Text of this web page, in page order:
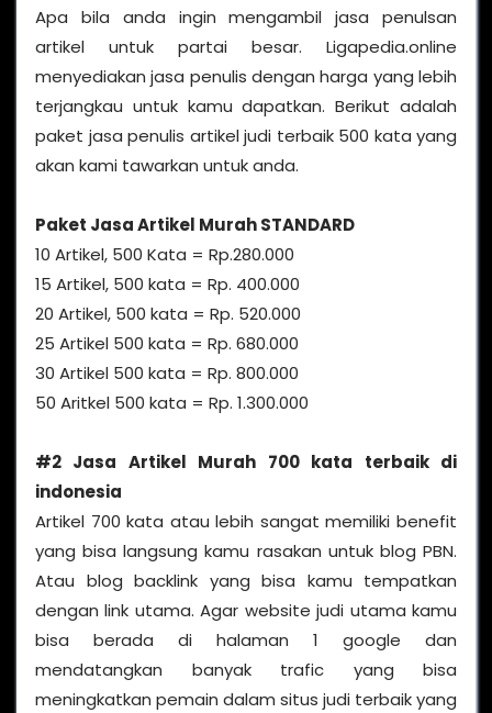
Apa bila anda ingin mengambil jasa penulsan
artikel untuk partai besar. Ligapedia.online
menyediakan jasa penulis dengan harga yang lebih
terjangkau untuk kamu dapatkan. Berikut adalah
paket jasa penulis artikel judi terbaik 500 kata yang
akan kami tawarkan untuk anda.
Paket Jasa Artikel Murah STANDARD
10 Artikel, 500 Kata = Rp.280.000
15 Artikel, 500 kata = Rp. 400.000
20 Artikel, 500 kata = Rp. 520.000
25 Artikel 500 kata = Rp. 680.000
30 Artikel 500 kata = Rp. 800.000
50 Aritkel 500 kata = Rp. 1.300.000
#2 Jasa Artikel Murah 700 kata terbaik di
indonesia
Artikel 700 kata atau lebih sangat memiliki benefit
yang bisa langsung kamu rasakan untuk blog PBN.
Atau blog backlink yang bisa kamu tempatkan
dengan link utama. Agar website judi utama kamu
bisa berada di halaman 1 google dan
mendatangkan banyak trafic yang bisa
meningkatkan pemain dalam situs judi terbaik yang